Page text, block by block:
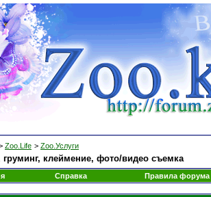
Zoo.Life > Zoo.Услуги
груминг, клеймение, фото/видео съемка
Справка Правила форума